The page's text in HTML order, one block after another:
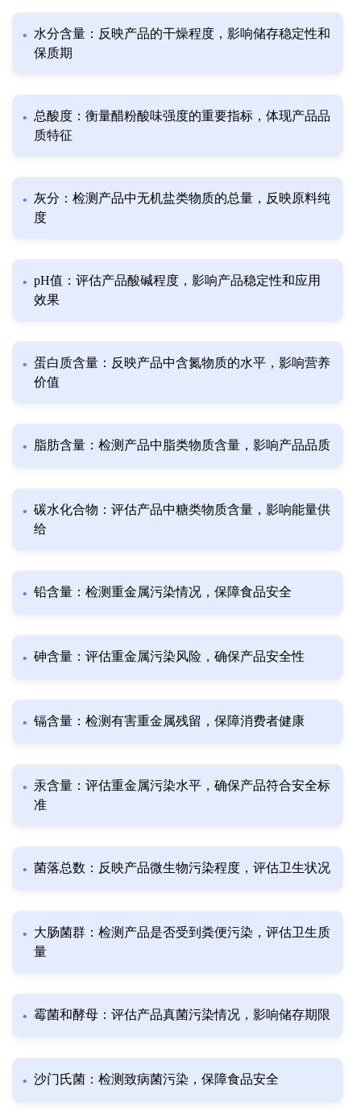
水分含量：反映产品的干燥程度，影响储存稳定性和
保质期
总酸度：衡量醋粉酸味强度的重要指标，体现产品品
质特征
灰分：检测产品中无机盐类物质的总量，反映原料纯
度
pH值：评估产品酸碱程度，影响产品稳定性和应用
效果
蛋白质含量：反映产品中含氮物质的水平，影响营养
价值
脂肪含量：检测产品中脂类物质含量，影响产品品质
碳水化合物：评估产品中糖类物质含量，影响能量供
给
铅含量：检测重金属污染情况，保障食品安全
砷含量：评估重金属污染风险，确保产品安全性
镉含量：检测有害重金属残留，保障消费者健康
汞含量：评估重金属污染水平，确保产品符合安全标
准
菌落总数：反映产品微生物污染程度，评估卫生状况
大肠菌群：检测产品是否受到粪便污染，评估卫生质
量
霉菌和酵母：评估产品真菌污染情况，影响储存期限
沙门氏菌：检测致病菌污染，保障食品安全